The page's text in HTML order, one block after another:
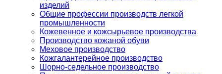
изделий
Общие профессии производств легкой
промышленности
Кожевенное и кожсырьевое производства
Производство кожаной обуви
Меховое производство
Кожгалантерейное производство
Шорно-седельное производство